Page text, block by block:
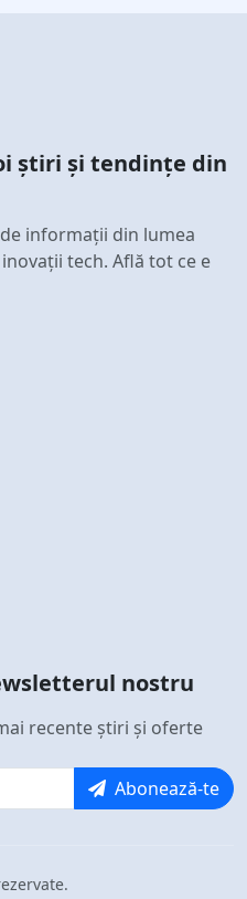
știri și tendințe din
informații din lumea
tech. Află tot ce e
nostru
recente știri și oferte
Abonează-te